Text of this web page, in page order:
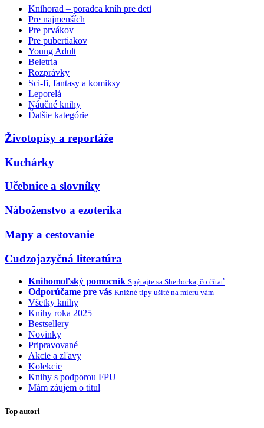
Knihorad – poradca kníh pre deti
Pre najmenších
Pre prvákov
Pre pubertiakov
Young Adult
Beletria
Rozprávky
Sci-fi, fantasy a komiksy
Leporelá
Náučné knihy
Ďalšie kategórie
Životopisy a reportáže
Kuchárky
Učebnice a slovníky
Náboženstvo a ezoterika
Mapy a cestovanie
Cudzojazyčná literatúra
Knihomoľský pomocník Spýtajte sa Sherlocka, čo čítať
Odporúčame pre vás Knižné tipy ušité na mieru vám
Všetky knihy
Knihy roka 2025
Bestsellery
Novinky
Pripravované
Akcie a zľavy
Kolekcie
Knihy s podporou FPU
Mám záujem o titul
Top autori